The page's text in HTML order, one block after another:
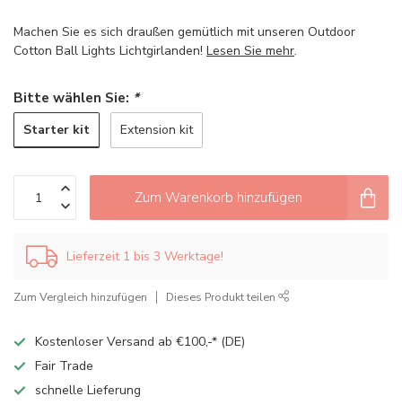
Machen Sie es sich draußen gemütlich mit unseren Outdoor
Cotton Ball Lights Lichtgirlanden! Lesen Sie mehr.
Bitte wählen Sie: *
Starter kit Extension kit
Zum Warenkorb hinzufügen
Lieferzeit 1 bis 3 Werktage!
Zum Vergleich hinzufügen Dieses Produkt teilen
Kostenloser Versand ab €100,-* (DE)
Fair Trade
schnelle Lieferung